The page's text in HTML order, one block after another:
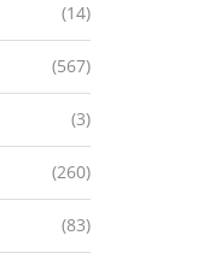
(14)
(567)
(3)
(260)
(83)